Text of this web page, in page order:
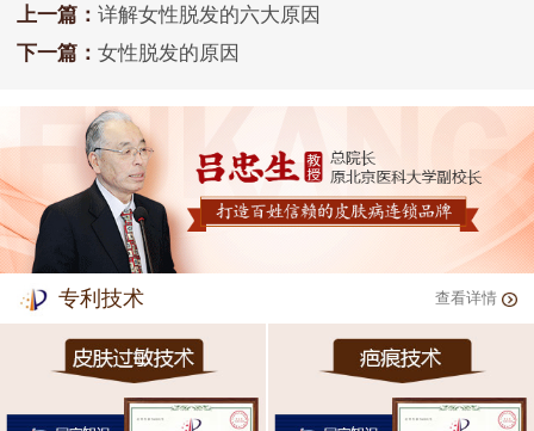
上一篇： 详解女性脱发的六大原因
下一篇： 女性脱发的原因
专利技术 查看详情